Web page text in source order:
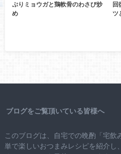
ぷりミョウガと鶏軟骨のわさび炒
め
回
ツ
ブログをご覧頂いている皆様へ
このブログは、自宅での晩酌「宅飲
単で楽しいおつまみレシピを紹介し